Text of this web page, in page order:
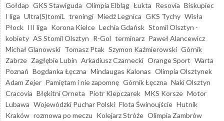
Gołdap GKS Stawiguda Olimpia Elbląg Łukta Resovia Biskupiec
I liga Ultra(S)tomiL treningi Miedź Legnica GKS Tychy Wisła
Płock III liga Korona Kielce Lechia Gdańsk Stomil Olsztyn -
kobiety AS Stomil Olsztyn R-Gol terminarz Paweł Alancewicz
Michał Glanowski Tomasz Ptak Szymon Kaźmierowski Górnik
Zabrze Zagłębie Lubin Arkadiusz Czarnecki Orange Sport Warta
Poznań Bogdanka Łęczna Mindaugas Kalonas Olimpia Olsztynek
Adam Zejer Pamiętam i nie zapomnę Górnik Łęczna Naki Olsztyn
Cracovia Błękitni Orneta Piotr Klepczarek MKS Korsze Motor
Lubawa Wojewódzki Puchar Polski Flota Świnoujście Hutnik
Kraków rozmowa po meczu Kolejarz Stróże Olimpia Zambrów